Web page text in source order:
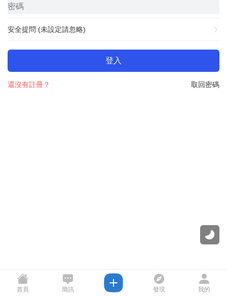
安全提問 (未設定請忽略)
登入
取回密碼
還沒有註冊？
首頁 簡訊 發現 我的